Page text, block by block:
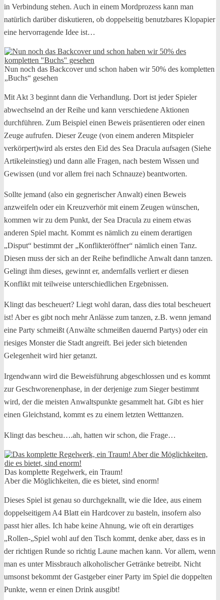
in Verbindung stehen. Auch in einem Mordprozess kann man
natürlich darüber diskutieren, ob doppelseitig benutzbares Klopapier
eine hervorragende Idee ist…
Nun noch das Backcover und schon haben wir 50% des kompletten
„Buchs“ gesehen
Mit Akt 3 beginnt dann die Verhandlung. Dort ist jeder Spieler
abwechselnd an der Reihe und kann verschiedene Aktionen
durchführen. Zum Beispiel einen Beweis präsentieren oder einen
Zeuge aufrufen. Dieser Zeuge (von einem anderen Mitspieler
verkörpert)wird als erstes den Eid des Sea Dracula aufsagen (Siehe
Artikeleinstieg) und dann alle Fragen, nach bestem Wissen und
Gewissen (und vor allem frei nach Schnauze) beantworten.
Sollte jemand (also ein gegnerischer Anwalt) einen Beweis
anzweifeln oder ein Kreuzverhör mit einem Zeugen wünschen,
kommen wir zu dem Punkt, der Sea Dracula zu einem etwas
anderen Spiel macht. Kommt es nämlich zu einem derartigen
„Disput“ bestimmt der „Konflikteröffner“ nämlich einen Tanz.
Diesen muss der sich an der Reihe befindliche Anwalt dann tanzen.
Gelingt ihm dieses, gewinnt er, andernfalls verliert er diesen
Konflikt mit teilweise unterschiedlichen Ergebnissen.
Klingt das bescheuert? Liegt wohl daran, dass dies total bescheuert
ist! Aber es gibt noch mehr Anlässe zum tanzen, z.B. wenn jemand
eine Party schmeißt (Anwälte schmeißen dauernd Partys) oder ein
riesiges Monster die Stadt angreift. Bei jeder sich bietenden
Gelegenheit wird hier getanzt.
Irgendwann wird die Beweisführung abgeschlossen und es kommt
zur Geschworenenphase, in der derjenige zum Sieger bestimmt
wird, der die meisten Anwaltspunkte gesammelt hat. Gibt es hier
einen Gleichstand, kommt es zu einem letzten Wetttanzen.
Klingt das bescheu….ah, hatten wir schon, die Frage…
Das komplette Regelwerk, ein Traum!
Aber die Möglichkeiten, die es bietet, sind enorm!
Dieses Spiel ist genau so durchgeknallt, wie die Idee, aus einem
doppelseitigem A4 Blatt ein Hardcover zu basteln, insofern also
passt hier alles. Ich habe keine Ahnung, wie oft ein derartiges
„Rollen-„Spiel wohl auf den Tisch kommt, denke aber, dass es in
der richtigen Runde so richtig Laune machen kann. Vor allem, wenn
man es unter Missbrauch alkoholischer Getränke betreibt. Nicht
umsonst bekommt der Gastgeber einer Party im Spiel die doppelten
Punkte, wenn er einen Drink ausgibt!